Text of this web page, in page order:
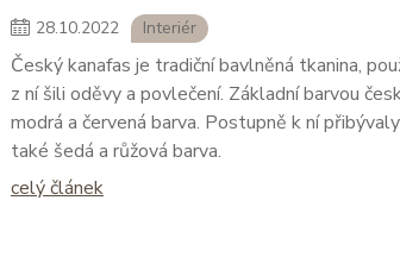
28.10.2022 Interiér
Český kanafas je tradiční bavlněná tkanina,
z ní šili oděvy a povlečení. Základní barvou
modrá a červená barva. Postupně k ní
také šedá a růžová barva.
celý článek